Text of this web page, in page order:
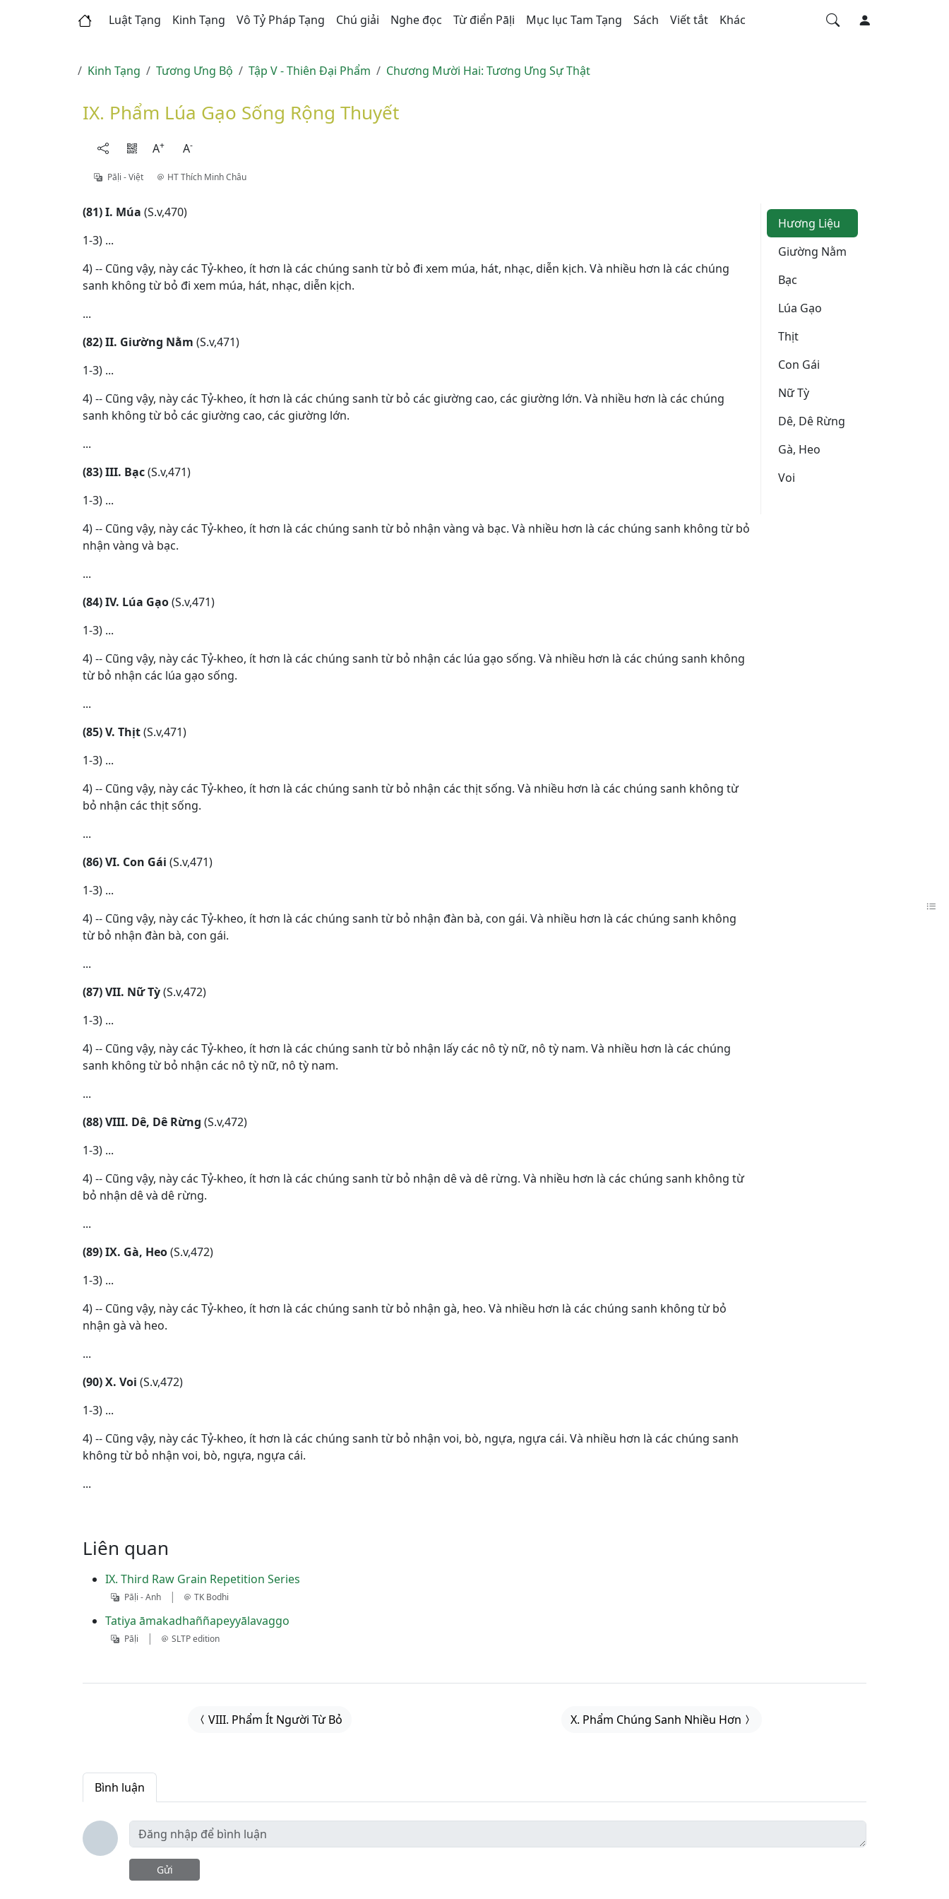
Luật Tạng Kinh Tạng Vô Tỷ Pháp Tạng Chú giải Nghe đọc Từ điển Pāḷi Mục lục Tam Tạng Sách Viết tắt Khác
Kinh Tạng Tương Ưng Bộ Tập V - Thiên Ðại Phẩm Chương Mười Hai: Tương Ưng Sự Thật
IX. Phẩm Lúa Gạo Sống Rộng Thuyết
A+ A-
Pāḷi - Việt HT Thích Minh Châu
Hương Liệu
Giường Nằm
Bạc
Lúa Gạo
Thịt
Con Gái
Nữ Tỳ
Dê, Dê Rừng
Gà, Heo
Voi
(81) I. Múa (S.v,470)
1-3) ...
4) -- Cũng vậy, này các Tỷ-kheo, ít hơn là các chúng sanh từ bỏ đi xem múa, hát, nhạc, diễn kịch. Và nhiều hơn là các chúng
sanh không từ bỏ đi xem múa, hát, nhạc, diễn kịch.
...
(82) II. Giường Nằm (S.v,471)
1-3) ...
4) -- Cũng vậy, này các Tỷ-kheo, ít hơn là các chúng sanh từ bỏ các giường cao, các giường lớn. Và nhiều hơn là các chúng
sanh không từ bỏ các giường cao, các giường lớn.
...
(83) III. Bạc(S.v,471)
1-3) ...
4) -- Cũng vậy, này các Tỷ-kheo, ít hơn là các chúng sanh từ bỏ nhận vàng và bạc. Và nhiều hơn là các chúng sanh không từ bỏ
nhận vàng và bạc.
...
(84) IV. Lúa Gạo(S.v,471)
1-3) ...
4) -- Cũng vậy, này các Tỷ-kheo, ít hơn là các chúng sanh từ bỏ nhận các lúa gạo sống. Và nhiều hơn là các chúng sanh không
từ bỏ nhận các lúa gạo sống.
...
(85) V. Thịt(S.v,471)
1-3) ...
4) -- Cũng vậy, này các Tỷ-kheo, ít hơn là các chúng sanh từ bỏ nhận các thịt sống. Và nhiều hơn là các chúng sanh không từ
bỏ nhận các thịt sống.
...
(86) VI. Con Gái (S.v,471)
1-3) ...
4) -- Cũng vậy, này các Tỷ-kheo, ít hơn là các chúng sanh từ bỏ nhận đàn bà, con gái. Và nhiều hơn là các chúng sanh không
từ bỏ nhận đàn bà, con gái.
...
(87) VII. Nữ Tỳ(S.v,472)
1-3) ...
4) -- Cũng vậy, này các Tỷ-kheo, ít hơn là các chúng sanh từ bỏ nhận lấy các nô tỳ nữ, nô tỳ nam. Và nhiều hơn là các chúng
sanh không từ bỏ nhận các nô tỳ nữ, nô tỳ nam.
...
(88) VIII. Dê, Dê Rừng (S.v,472)
1-3) ...
4) -- Cũng vậy, này các Tỷ-kheo, ít hơn là các chúng sanh từ bỏ nhận dê và dê rừng. Và nhiều hơn là các chúng sanh không từ
bỏ nhận dê và dê rừng.
...
(89) IX. Gà, Heo(S.v,472)
1-3) ...
4) -- Cũng vậy, này các Tỷ-kheo, ít hơn là các chúng sanh từ bỏ nhận gà, heo. Và nhiều hơn là các chúng sanh không từ bỏ
nhận gà và heo.
...
(90) X. Voi (S.v,472)
1-3) ...
4) -- Cũng vậy, này các Tỷ-kheo, ít hơn là các chúng sanh từ bỏ nhận voi, bò, ngựa, ngựa cái. Và nhiều hơn là các chúng sanh
không từ bỏ nhận voi, bò, ngựa, ngựa cái.
...
Liên quan
IX. Third Raw Grain Repetition Series
Pāḷi - Anh | TK Bodhi
Tatiya āmakadhaññapeyyālavaggo
Pāḷi | SLTP edition
VIII. Phẩm Ít Người Từ Bỏ X. Phẩm Chúng Sanh Nhiều Hơn
Bình luận
Gửi